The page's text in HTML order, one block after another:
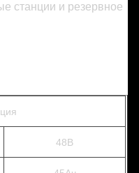
станции и резервное
48В